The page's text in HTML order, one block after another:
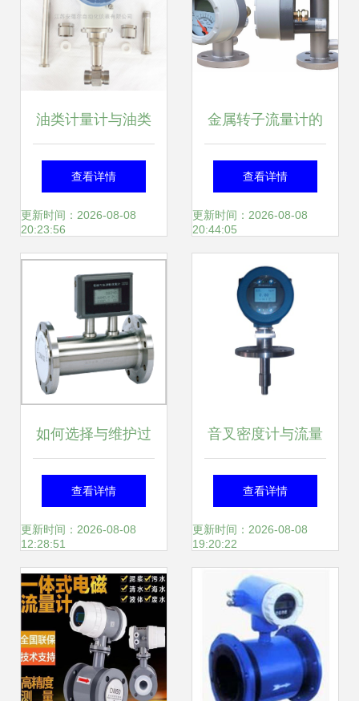
油类计量计与油类
流量计 供应信息与
商机在中国仪表网
的价值解析
查看详情
更新时间：2026-08-08
20:23:56
金属转子流量计的
安装要求及注意事
项
查看详情
更新时间：2026-08-08
20:44:05
如何选择与维护过
热蒸汽流量表 确保
精准计量与外贸市
场拓展的关键
查看详情
更新时间：2026-08-08
12:28:51
音叉密度计与流量
计 协同赋能流体测
量的高科技结晶
查看详情
更新时间：2026-08-08
19:20:22